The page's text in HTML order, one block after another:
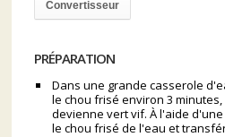
Convertisseur
PRÉPARATION
Dans une grande casserole
le chou frisé environ 3
devienne vert vif. À l'aide
le chou frisé de l'eau et